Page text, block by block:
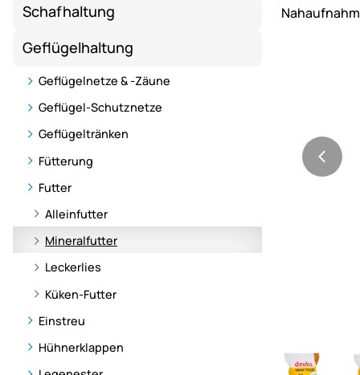
Schafhaltung
Geflügelhaltung
Geflügelnetze & -Zäune
Geflügel-Schutznetze
Geflügeltränken
Fütterung
Futter
Alleinfutter
Mineralfutter
Leckerlies
Küken-Futter
Einstreu
Hühnerklappen